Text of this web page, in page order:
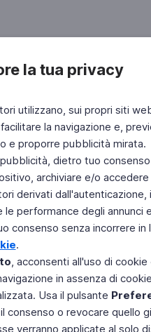
la tua privacy
utilizzano, sui propri siti
la navigazione e,
e proporre pubblicità mirata.
dietro tuo
archiviare e/o
derivati
le performance degli
consenso senza incorrere
.
, acconsenti all'uso di
in assenza di
Usa il pulsante
consenso o revocare quello
verranno applicate al solo